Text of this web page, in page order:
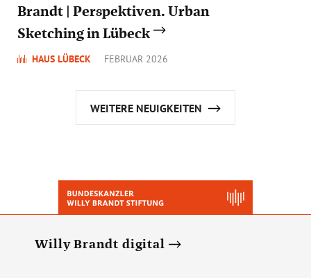
Brandt | Perspektiven. Urban
Sketching in Lübeck
HAUS LÜBECK FEBRUAR 2026
WEITERE NEUIGKEITEN
Willy Brandt digital